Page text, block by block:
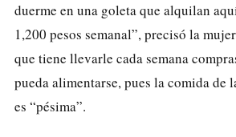
duerme en una goleta que alquilan
1,200 pesos semanal”, precisó la
que tiene llevarle cada semana
pueda alimentarse, pues la comida de
es “pésima”.